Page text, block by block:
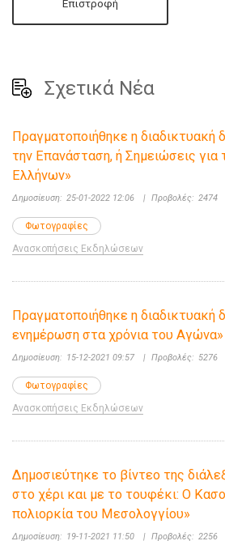
Επιστροφή
Σχετικά Νέα
Πραγματοποιήθηκε η διαδικτυακή
την Επανάσταση, ή Σημειώσεις
Ελλήνων»
Δημοσίευση: 25-01-2022 12:06 | Προβολές: 2474
Φωτογραφίες
Ανασκοπήσεις Εκδηλώσεων
Πραγματοποιήθηκε η διαδικτυακή
ενημέρωση στα χρόνια του Αγώνα»
Δημοσίευση: 15-12-2021 09:57 | Προβολές: 5276
Φωτογραφίες
Ανασκοπήσεις Εκδηλώσεων
Δημοσιεύτηκε το βίντεο της
στο χέρι και με το τουφέκι: Ο
πολιορκία του Μεσολογγίου»
Δημοσίευση: 19-11-2021 11:50 | Προβολές: 2256